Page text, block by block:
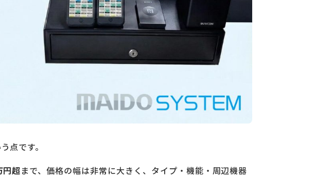
点です。
円超まで、価格の幅は非常に大きく、タイプ・機能・周辺機器